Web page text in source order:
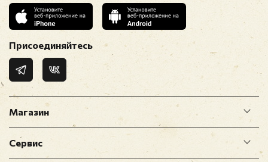
Магазин
Сервис
Присоединяйтесь